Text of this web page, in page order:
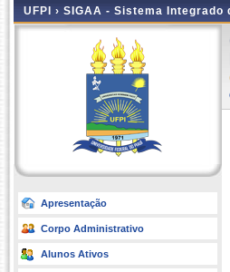
UFPI › SIGAA - Sistema
Apresentação
Corpo Administrativo
Alunos Ativos